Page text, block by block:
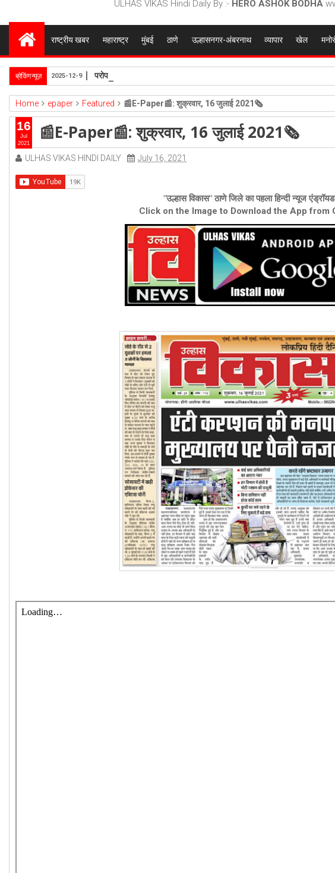
ULHAS VIKAS Hindi Daily By :- HERO ASHOK BODHA
राष्ट्रीय खबर महाराष्ट्र मुंबई ठाणे उल्हासनगर-अंबरनाथ व्यापार खेल
ब्रेकिंग न्यूज़ परोपकार सेवा समिति ने जरूरतमंदों में बाँटी गर्माहट, पुण्यतिथि पर उमड़ा मानवीय सहभाव
2025-12-9
Home epaper Featured 📰E-Paper📰: शुक्रवार, 16 जुलाई 2021🗞
📰E-Paper📰: शुक्रवार, 16 जुलाई 2021🗞
ULHAS VIKAS HINDI DAILY July 16, 2021
"उल्हास विकास" ठाणे जिले का पहला हिन्दी न्यूज
Click on the Image to Download the App from
16
Jul
2021